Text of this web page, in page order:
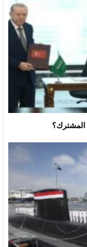
المشترك؟